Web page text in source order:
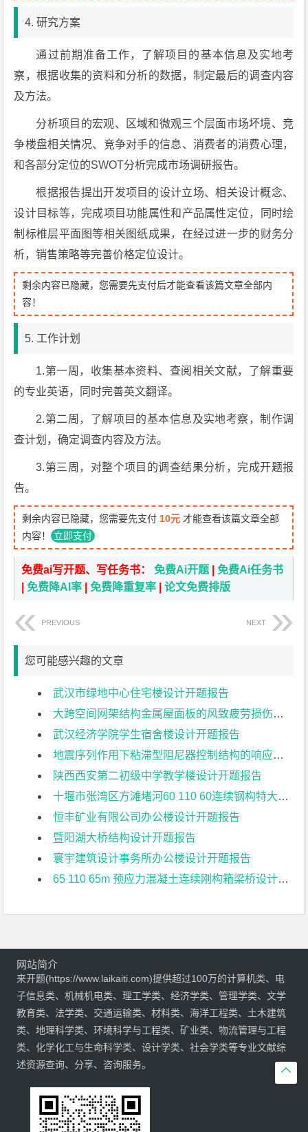
4. 研究方案
通过前期准备工作，了解项目的基本信息及实地考
察，根据收集的资料和分析的数据，制定最后的调查内容
及方法。
分析项目的宏观、区域和微观三个层面市场坏境、竞
争楼盘相关情况、竞争对手的信息、消费者的消费心理，
和各部分定位的SWOT分析完成市场调研报告。
根据报告提出开发项目的设计立场、相关设计概念、
设计目标等，完成项目功能属性和产品属性定位，同时绘
制标椎层平面图等相关图纸成果，在经过进一步的财务分
析，销售策略等完善价格定位设计。
剩余内容已隐藏，您需要先支付后才能查看该篇文章全部内
容！
5. 工作计划
1.第一周，收集基本资料、查阅相关文献，了解重要
的专业英语，同时完善英文翻译。
2.第二周，了解项目的基本信息及实地考察，制作调
查计划，确定调查内容及方法。
3.第三周，对整个项目的调查结果分析，完成开题报
告。
剩余内容已隐藏，您需要先支付 10元 才能查看该篇文章全部
内容！ 立即支付
免费ai写开题、写任务书：免费Ai开题 |免费Ai任务书
|免费降AI率 |免费降重复率 |论文免费排版
PREVIOUS NEXT
您可能感兴趣的文章
武汉市绿地中心住宅楼设计开题报告
大跨空间网架结构金属屋面板的风致疲劳损伤研究开题报告
武汉经济学院学生宿舍楼设计开题报告
地震序列作用下粘滞型阻尼器控制结构的响应特征研究开题报告
陕西西安第二初级中学教学楼设计开题报告
十堰市张湾区方滩堵河60 110 60连续钢构特大桥上部结构设计开题报告
恒丰矿业有限公司办公楼设计开题报告
暨阳湖大桥结构设计开题报告
寰宇建筑设计事务所办公楼设计开题报告
65 110 65m 预应力混凝土连续刚构箱梁桥设计开题报告

网站简介
来开题(https://www.laikaiti.com)提供超过100万的计算机类、电
子信息类、机械机电类、理工学类、经济学类、管理学类、文学
教育类、法学类、交通运输类、材料类、海洋工程类、土木建筑
类、地理科学类、环境科学与工程类、矿业类、物流管理与工程
类、化学化工与生命科学类、设计学类、社会学类等专业文献综
述资源查询、分享、咨询服务。